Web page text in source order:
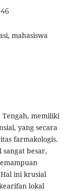
mahasiswa
memiliki
yang secara
farmakologis.
besar,
ini krusial
lokal